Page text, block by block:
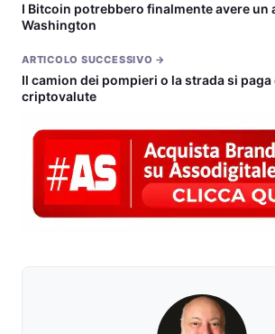
I Bitcoin potrebbero finalmente avere un
Washington
ARTICOLO SUCCESSIVO →
Il camion dei pompieri o la strada si paga
criptovalute